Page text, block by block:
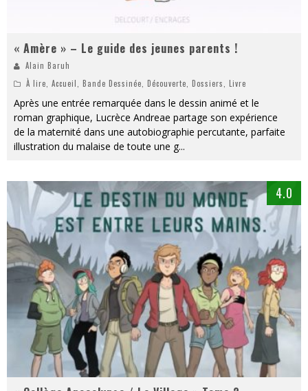
« Amère » – Le guide des jeunes parents !
Alain Baruh
À lire Accueil Bande Dessinée Découverte Dossiers Livre
Après une entrée remarquée dans le dessin animé et le
roman graphique, Lucrèce Andreae partage son expérience
de la maternité dans une autobiographie percutante, parfaite
illustration du malaise de toute une g...
4.0